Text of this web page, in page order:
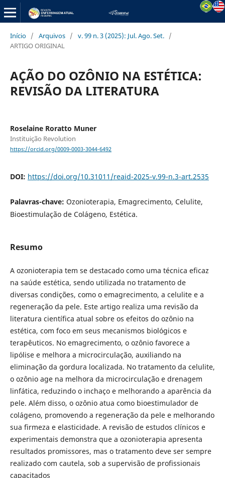
Início / Arquivos / v. 99 n. 3 (2025): Jul. Ago. Set. /
ARTIGO ORIGINAL
AÇÃO DO OZÔNIO NA ESTÉTICA:
REVISÃO DA LITERATURA
Roselaine Roratto Muner
Instituição Revolution
https://orcid.org/0009-0003-3044-6492
DOI: https://doi.org/10.31011/reaid-2025-v.99-n.3-art.2535
Palavras-chave: Ozonioterapia, Emagrecimento, Celulite,
Bioestimulação de Colágeno, Estética.
Resumo
A ozonioterapia tem se destacado como uma técnica eficaz
na saúde estética, sendo utilizada no tratamento de
diversas condições, como o emagrecimento, a celulite e a
regeneração da pele. Este artigo realiza uma revisão da
literatura científica atual sobre os efeitos do ozônio na
estética, com foco em seus mecanismos biológicos e
terapêuticos. No emagrecimento, o ozônio favorece a
lipólise e melhora a microcirculação, auxiliando na
eliminação da gordura localizada. No tratamento da celulite,
o ozônio age na melhora da microcirculação e drenagem
linfática, reduzindo o inchaço e melhorando a aparência da
pele. Além disso, o ozônio atua como bioestimulador de
colágeno, promovendo a regeneração da pele e melhorando
sua firmeza e elasticidade. A revisão de estudos clínicos e
experimentais demonstra que a ozonioterapia apresenta
resultados promissores, mas o tratamento deve ser sempre
realizado com cautela, sob a supervisão de profissionais
capacitados